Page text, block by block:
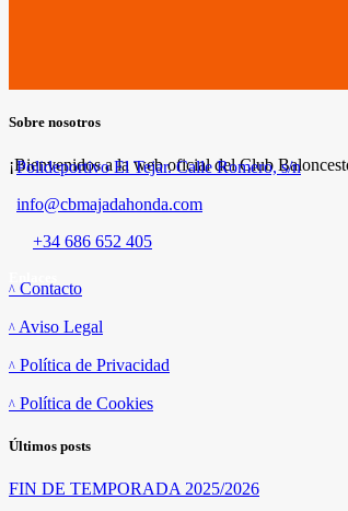
Sobre nosotros
¡Bienvenidos a la web oficial del Club
Polideportivo El Tejar. Calle Romero, s/n
info@cbmajadahonda.com
+34 686 652 405
Contacto
Aviso Legal
Política de Privacidad
Política de Cookies
Últimos posts
FIN DE TEMPORADA 2025/2026